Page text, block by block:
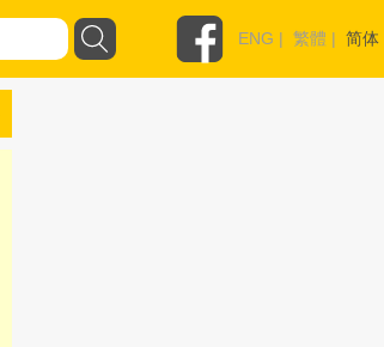
ENG | 繁體 | 简体